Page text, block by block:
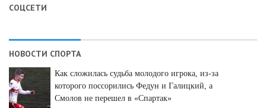
СОЦСЕТИ
НОВОСТИ СПОРТА
Как сложилась судьба молодого игрока, из-за
которого поссорились Федун и Галицкий, а
Смолов не перешел в «Спартак»